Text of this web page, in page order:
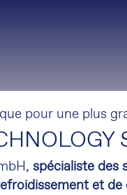
pour une plus
spécialiste des
et de